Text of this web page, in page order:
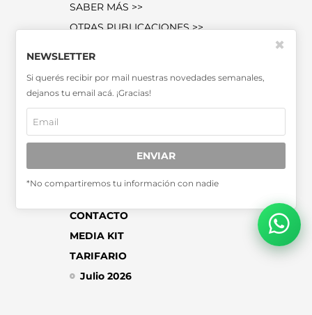
SABER MÁS >>
OTRAS PUBLICACIONES >>
CONTACTO
MEDIA KIT
TARIFARIO
Julio 2026
NEWSLETTER
Si querés recibir por mail nuestras novedades semanales,
dejanos tu email acá. ¡Gracias!
ENVIAR
*No compartiremos tu información con nadie
✖